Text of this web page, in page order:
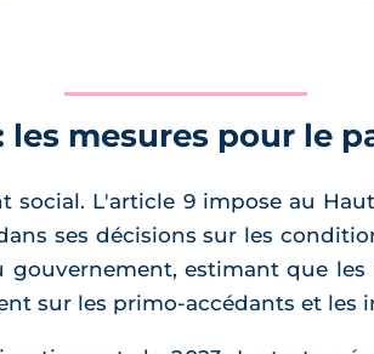
les mesures pour le
social. L'article 9 impose au
ses décisions sur les
estimant que les
sur les primo-accédants et les